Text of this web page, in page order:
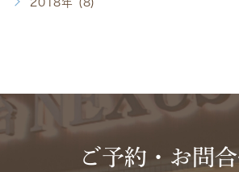
2018年 (8)
ご予約・お問